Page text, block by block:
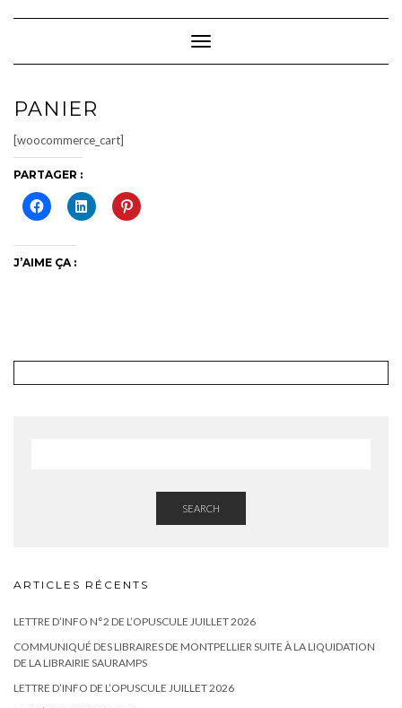
Toggle Navigation
PANIER
[woocommerce_cart]
PARTAGER :
J’AIME ÇA :
SEARCH
ARTICLES RÉCENTS
LETTRE D’INFO N°2 DE L’OPUSCULE JUILLET 2026
COMMUNIQUÉ DES LIBRAIRES DE MONTPELLIER SUITE À LA LIQUIDATION
DE LA LIBRAIRIE SAURAMPS
LETTRE D’INFO DE L’OPUSCULE JUILLET 2026